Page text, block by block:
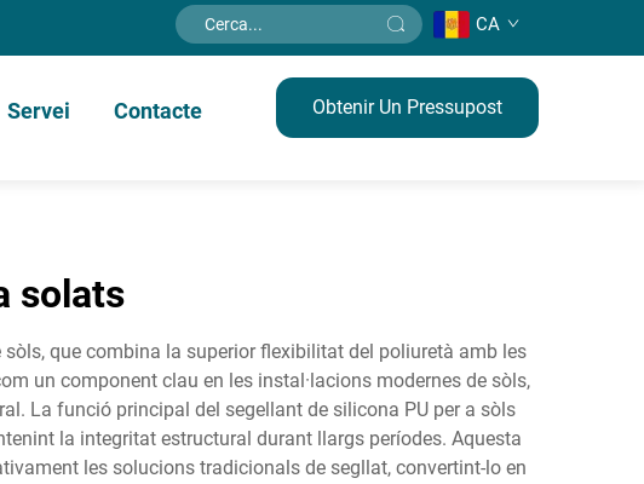
CA
Servei Contacte Obtenir Un Pressupost
solats
que combina la superior flexibilitat del poliuretà amb les
un component clau en les instal·lacions modernes de sòls,
La funció principal del segellant de silicona PU per a sòls
la integritat estructural durant llargs períodes. Aquesta
les solucions tradicionals de segllat, convertint-lo en